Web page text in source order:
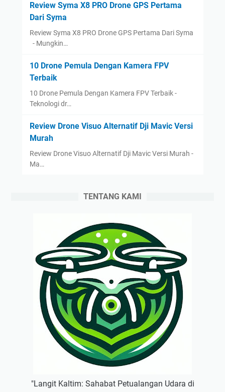
Review Syma X8 PRO Drone GPS Pertama
Dari Syma
Review Syma X8 PRO Drone GPS Pertama Dari Syma
- Mungkin…
10 Drone Pemula Dengan Kamera FPV
Terbaik
10 Drone Pemula Dengan Kamera FPV Terbaik -
Teknologi dr…
Review Drone Visuo Alternatif Dji Mavic Versi
Murah
Review Drone Visuo Alternatif Dji Mavic Versi Murah -
Ma…
TENTANG KAMI
"Langit Kaltim: Sahabat Petualangan Udara di